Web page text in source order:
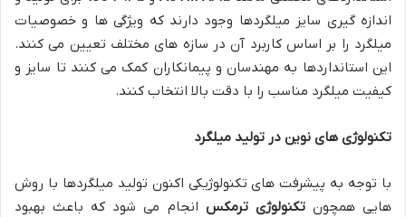
اندازه گیری سایز میلگردها وجود دارند که ویژگی ها و خصوصیات
میلگرد را بر اساس کاربرد آن در سازه های مختلف تعیین می کنند.
این استانداردها به مهندسان و پیمانکاران کمک می کنند تا سایز و
کیفیت میلگرد مناسب را با دقت بالا انتخاب کنند.
تکنولوژی های نوین در تولید میلگرد
با توجه به پیشرفت های تکنولوژیکی اکنون تولید میلگردها با روش
هایی همچونتکنولوژی ترمکس انجام می شود که باعث بهبود